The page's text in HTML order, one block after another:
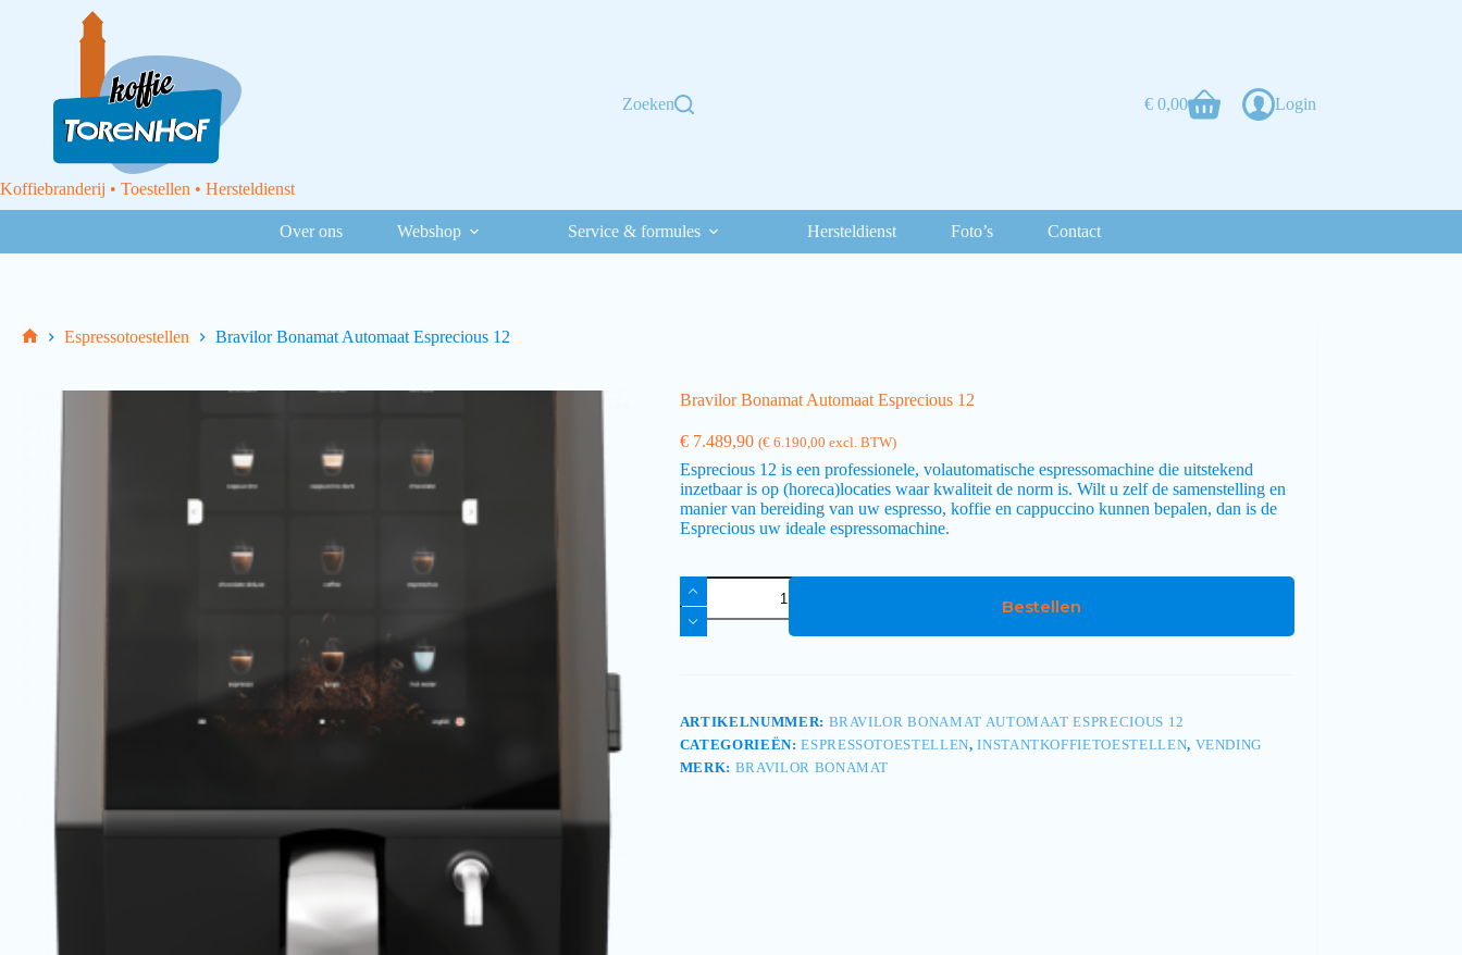
Koffiebranderij • Toestellen • Hersteldienst
Zoeken €0,00 Login
Over ons Webshop Service & formules Hersteldienst Foto’s Contact
Espressotoestellen Bravilor Bonamat Automaat Esprecious 12
Bravilor Bonamat Automaat Esprecious 12
€7.489,90 (€6.190,00 excl. BTW)
Esprecious 12 is een professionele, volautomatische espressomachine die uitstekend
inzetbaar is op (horeca)locaties waar kwaliteit de norm is. Wilt u zelf de samenstelling en
manier van bereiding van uw espresso, koffie en cappuccino kunnen bepalen, dan is de
Esprecious uw ideale espressomachine.
Bestellen
ARTIKELNUMMER: BRAVILOR BONAMAT AUTOMAAT ESPRECIOUS 12
CATEGORIEËN:ESPRESSOTOESTELLEN,INSTANTKOFFIETOESTELLEN, VENDING
MERK: BRAVILOR BONAMAT